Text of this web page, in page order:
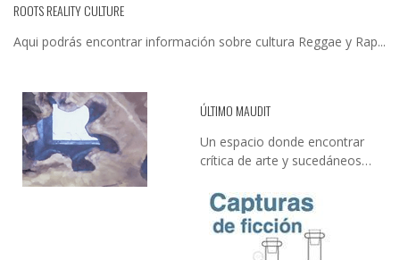
ROOTS REALITY CULTURE
Aqui podrás encontrar información sobre cultura Reggae y Rap...
ÚLTIMO MAUDIT
Un espacio donde encontrar
crítica de arte y sucedáneos…